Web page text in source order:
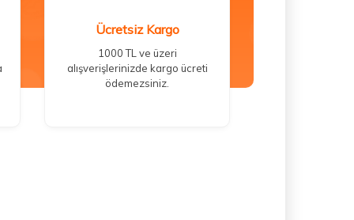
Ücretsiz Kargo
1000 TL ve üzeri
alışverişlerinizde kargo ücreti
ödemezsiniz.